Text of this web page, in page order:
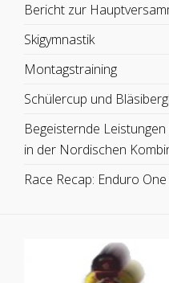
Bericht zur
Skigymnastik
Montagstraining
Schülercup und
Begeisternde
in der Nordischen
Race Recap: Enduro